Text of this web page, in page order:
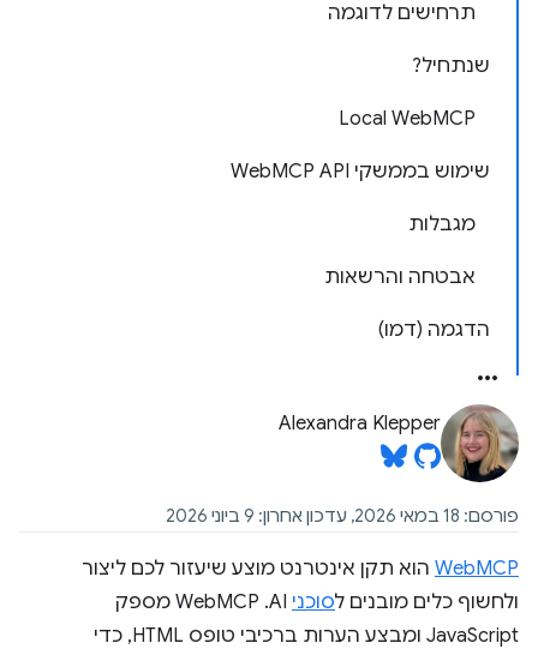
תרחישים לדוגמה
שנתחיל?
Local WebMCP
שימוש בממשקי WebMCP API
מגבלות
אבטחה והרשאות
הדגמה (דמו)
Alexandra Klepper
פורסם: 18 במאי 2026, עדכון אחרון: 9 ביוני 2026
WebMCP הוא תקן אינטרנט מוצע שיעזור לכם ליצור
ולחשוף כלים מובנים לסוכני
AI. ‫WebMCP מספק
JavaScript ומבצע הערות ברכיבי טופס HTML, כדי